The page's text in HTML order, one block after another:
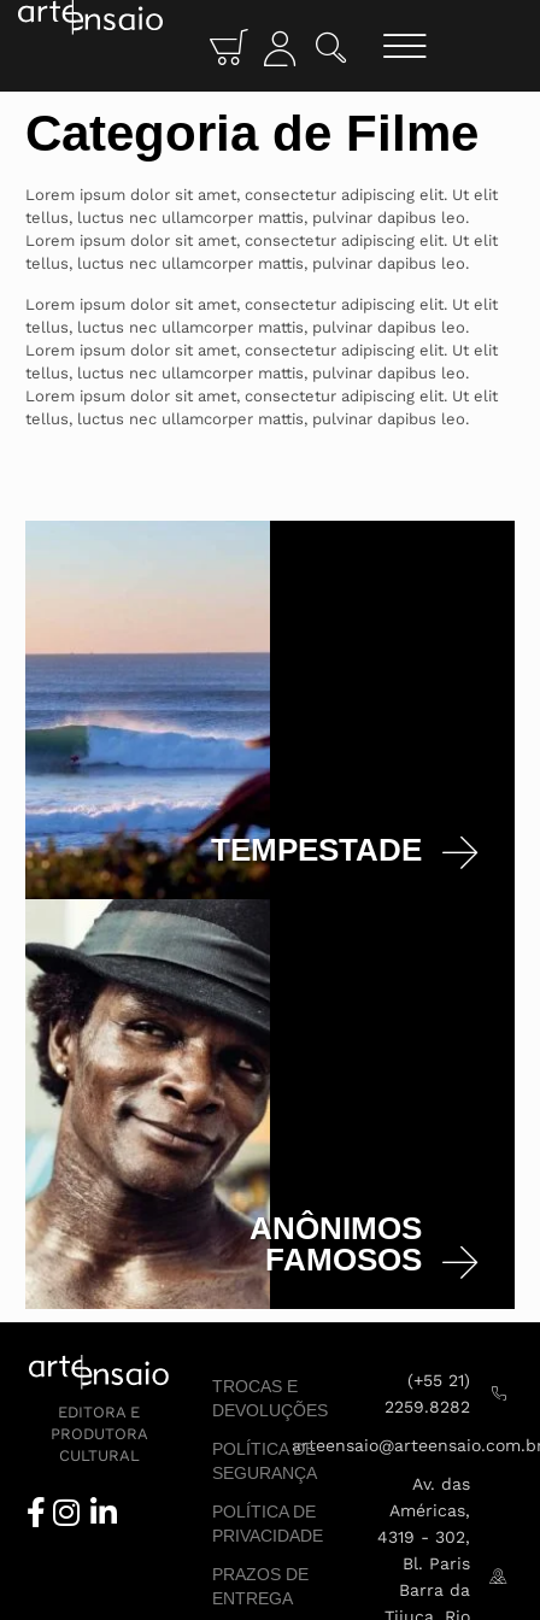
Categoria de Filme
Lorem ipsum dolor sit amet, consectetur adipiscing elit. Ut elit
tellus, luctus nec ullamcorper mattis, pulvinar dapibus leo.
Lorem ipsum dolor sit amet, consectetur adipiscing elit. Ut elit
tellus, luctus nec ullamcorper mattis, pulvinar dapibus leo.
Lorem ipsum dolor sit amet, consectetur adipiscing elit. Ut elit
tellus, luctus nec ullamcorper mattis, pulvinar dapibus leo.
Lorem ipsum dolor sit amet, consectetur adipiscing elit. Ut elit
tellus, luctus nec ullamcorper mattis, pulvinar dapibus leo.
Lorem ipsum dolor sit amet, consectetur adipiscing elit. Ut elit
tellus, luctus nec ullamcorper mattis, pulvinar dapibus leo.
TEMPESTADE
ANÔNIMOS
FAMOSOS
EDITORA E
PRODUTORA
CULTURAL
TROCAS E
DEVOLUÇÕES
POLÍTICA DE
SEGURANÇA
POLÍTICA DE
PRIVACIDADE
PRAZOS DE
ENTREGA
(+55 21)
2259.8282
Av. das
Américas,
4319 - 302,
Bl. Paris
Barra da